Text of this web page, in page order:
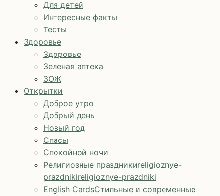
Для детей
Интересные факты
Тесты
Здоровье
Здоровье
Зеленая аптека
ЗОЖ
Открытки
Доброе утро
Добрый день
Новый год
Спасы
Спокойной ночи
Религиозные праздникиreligioznye-
prazdnikireligioznye-prazdniki
English CardsСтильные и современные